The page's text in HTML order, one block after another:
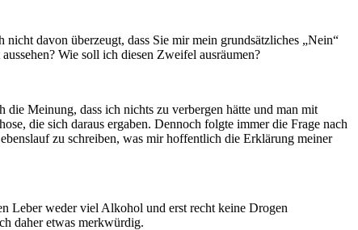
davon überzeugt, dass Sie mir mein grundsätzliches „Nein“
Wie soll ich diesen Zweifel ausräumen?
die Meinung, dass ich nichts zu verbergen hätte und man mit
die sich daraus ergaben. Dennoch folgte immer die Frage nach
zu schreiben, was mir hoffentlich die Erklärung meiner
Leber weder viel Alkohol und erst recht keine Drogen
daher etwas merkwürdig.